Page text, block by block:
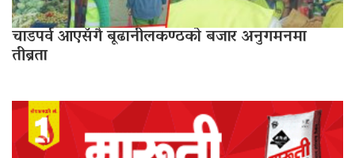
चाडपर्व आएसँगै बूढानीलकण्ठको बजार अनुगमनमा
तीब्रता